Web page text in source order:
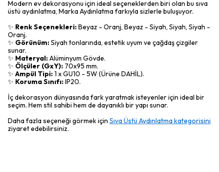
Modern ev dekorasyonu için ideal seçeneklerden biri olan bu sıva
üstü aydınlatma, Marka Aydınlatma farkıyla sizlerle buluşuyor.
✨ Renk Seçenekleri:Beyaz - Oranj, Beyaz - Siyah, Siyah, Siyah -
Oranj.
✨ Görünüm:Siyah tonlarında, estetik uyum ve çağdaş çizgiler
sunar.
✨ Materyal:Alüminyum Gövde.
✨ Ölçüler (GxY): 70x95 mm.
✨ Ampül Tipi:1 x GU10 - 5W (Ürüne DAHİL).
✨ Koruma Sınıfı:IP20.
İç dekorasyon dünyasında fark yaratmak isteyenler için ideal bir
seçim. Hem stil sahibi hem de dayanıklı bir yapı sunar.
Daha fazla seçeneği görmek için Sıva Üstü Aydınlatma kategorisini
ziyaret edebilirsiniz.